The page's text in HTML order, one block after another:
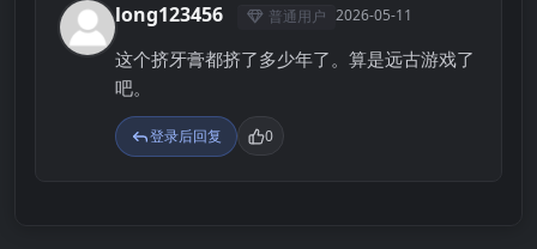
L long123456 普通用户 2026-05-11
这个挤牙膏都挤了多少年了。算是远古游戏了
吧。
登录后回复 0